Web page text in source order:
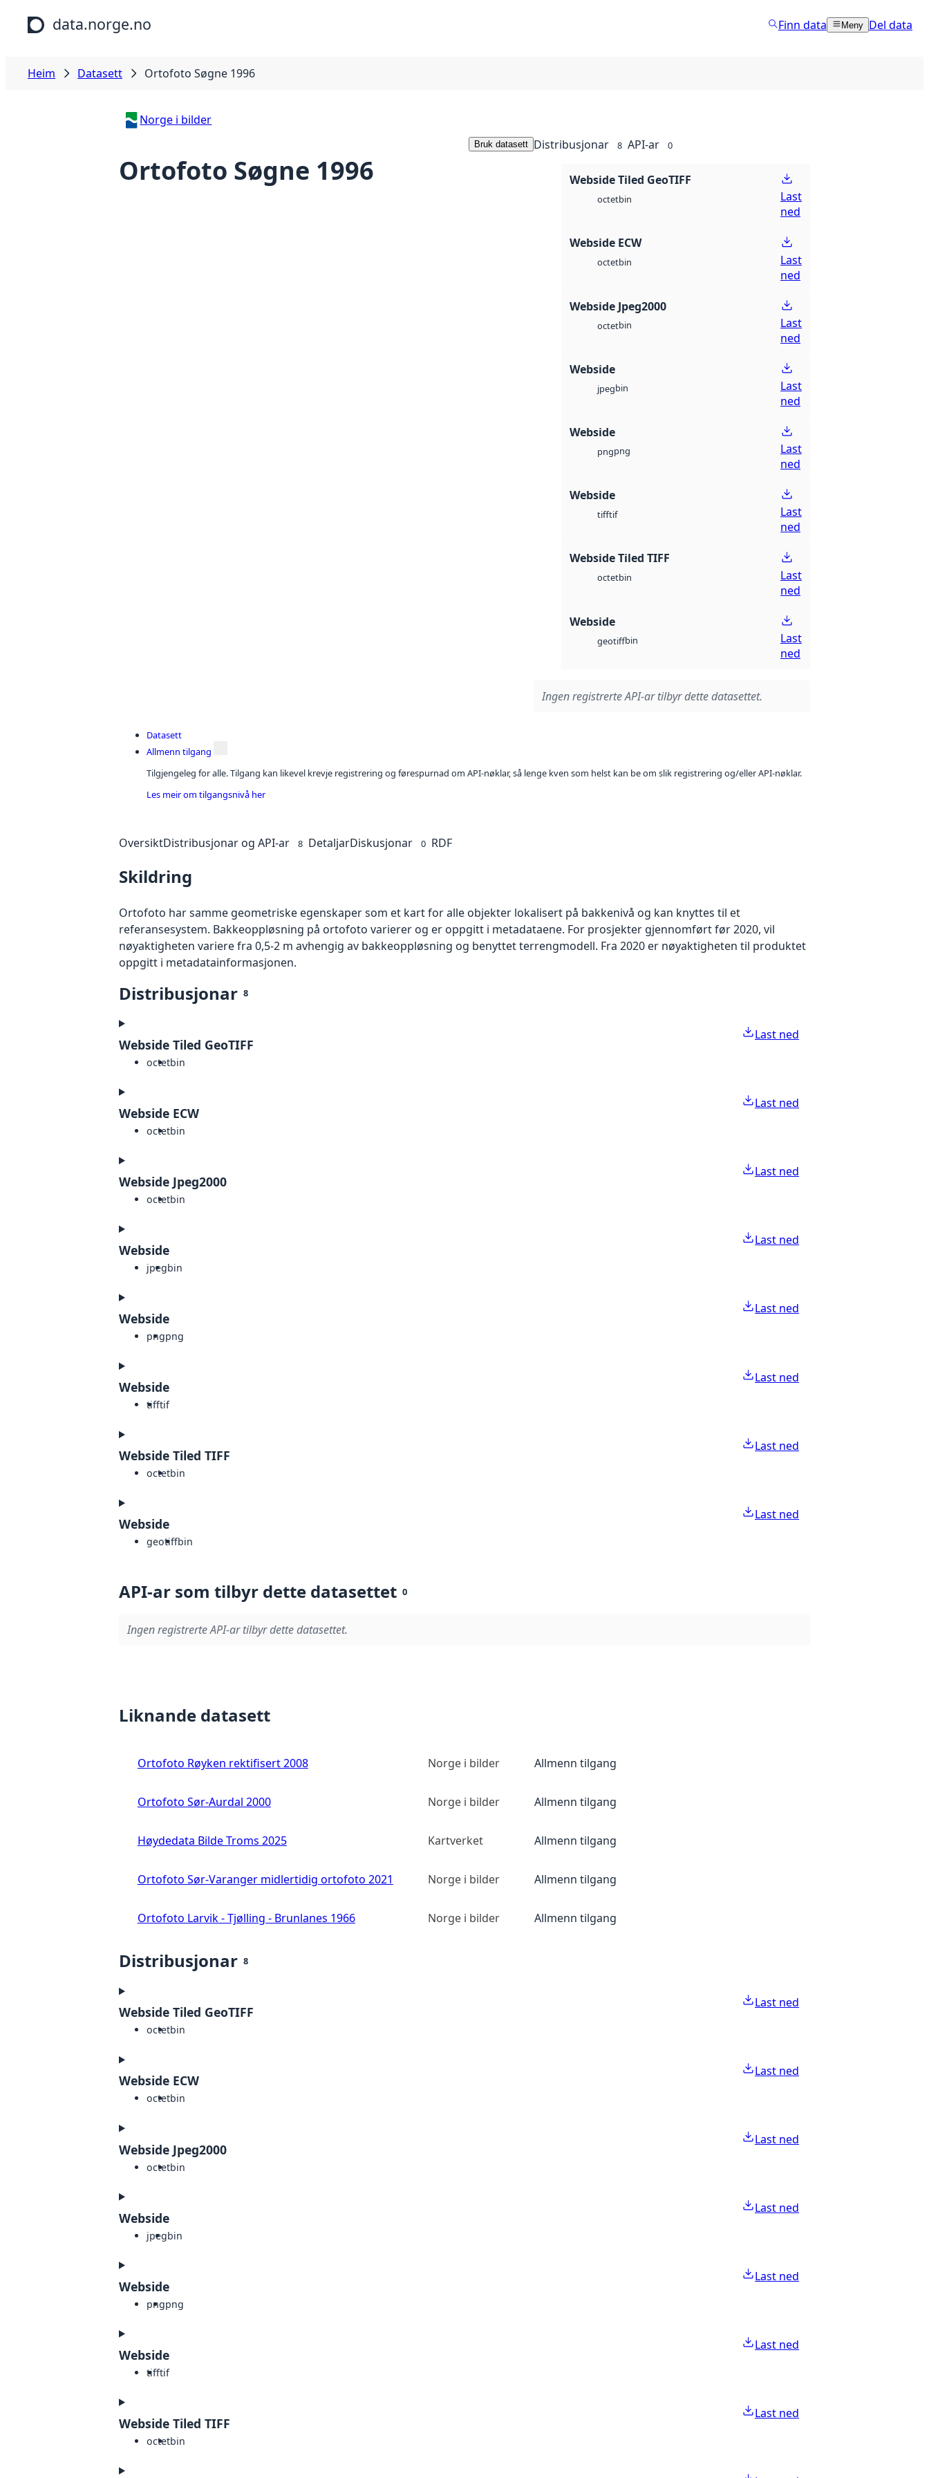
Hopp til hovudinnhald
data.norge.no Finn data Meny Del data
Heim Datasett Ortofoto Søgne 1996
Norge i bilder
Ortofoto Søgne 1996
Bruk datasett Distribusjonar 8 API-ar 0
Webside Tiled GeoTIFF
octetbin
Last
ned
Webside ECW
octetbin
Last
ned
Webside Jpeg2000
octetbin
Last
ned
Webside
jpegbin
Last
ned
Webside
pngpng
Last
ned
Webside
tifftif
Last
ned
Webside Tiled TIFF
octetbin
Last
ned
Webside
geotiffbin
Last
ned
Ingen registrerte API-ar tilbyr dette datasettet.
Datasett
Allmenn tilgang
Tilgjengeleg for alle. Tilgang kan likevel krevje registrering og førespurnad om API-nøklar, så lenge kven som helst kan be om slik registrering og/eller API-nøklar.
Les meir om tilgangsnivå her
OversiktDistribusjonar og API-ar 8 DetaljarDiskusjonar 0 RDF
Skildring
Ortofoto har samme geometriske egenskaper som et kart for alle objekter lokalisert på bakkenivå og kan knyttes til et
referansesystem. Bakkeoppløsning på ortofoto varierer og er oppgitt i metadataene. For prosjekter gjennomført før 2020, vil
nøyaktigheten variere fra 0,5-2 m avhengig av bakkeoppløsning og benyttet terrengmodell. Fra 2020 er nøyaktigheten til produktet
oppgitt i metadatainformasjonen.
Distribusjonar 8
Webside Tiled GeoTIFF
octetbin
Last ned
Webside ECW
octetbin
Last ned
Webside Jpeg2000
octetbin
Last ned
Webside
jpegbin
Last ned
Webside
pngpng
Last ned
Webside
tifftif
Last ned
Webside Tiled TIFF
octetbin
Last ned
Webside
geotiffbin
Last ned
API-ar som tilbyr dette datasettet 0
Ingen registrerte API-ar tilbyr dette datasettet.
Liknande datasett
Ortofoto Røyken rektifisert 2008 Norge i bilder Allmenn tilgang
Ortofoto Sør-Aurdal 2000 Norge i bilder Allmenn tilgang
Høydedata Bilde Troms 2025 Kartverket Allmenn tilgang
Ortofoto Sør-Varanger midlertidig ortofoto 2021 Norge i bilder Allmenn tilgang
Ortofoto Larvik - Tjølling - Brunlanes 1966 Norge i bilder Allmenn tilgang
Distribusjonar 8
Webside Tiled GeoTIFF
octetbin
Last ned
Webside ECW
octetbin
Last ned
Webside Jpeg2000
octetbin
Last ned
Webside
jpegbin
Last ned
Webside
pngpng
Last ned
Webside
tifftif
Last ned
Webside Tiled TIFF
octetbin
Last ned